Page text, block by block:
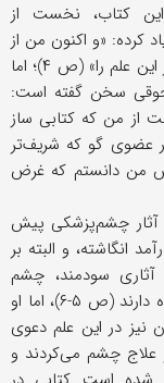
این کتاب، نخست از
کرده: «و اکنون من از
برای تو، ای پسر! کتابی تصنیف کنم تا دریابی مر این علم را» (ص ۴)؛ اما
سخن گفته است:
از من که کتابی ‌ساز
عضوی گو که شریف‌تر
من دانستم که غرض
آثار چشم‌پزشکی پیش
انگاشته، و البته بر
سودمند، چشم
پوشیده‌‌اند تا این پیشه را نزد خود و فرزندان نگاه دارند (ص ۵-۶)، اما او
نیز در این علم دعوی
علاج چشم می‌کردند و